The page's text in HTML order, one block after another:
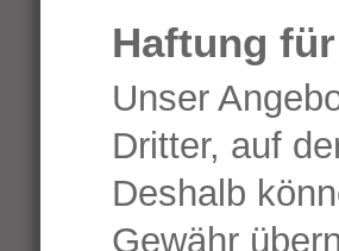
Haftung
Unser
Dritter, auf
Deshalb
Gewähr